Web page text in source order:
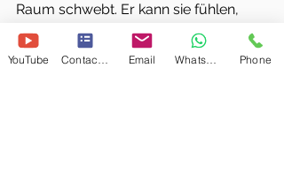
Raum schwebt. Er kann sie fühlen,
ganz deutlich, doch bloß nicht seinen
Eindruck hörbar kundtun – die
YouTube Email Phone